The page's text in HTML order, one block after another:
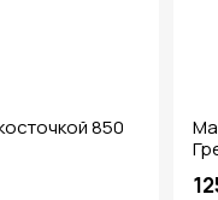
850